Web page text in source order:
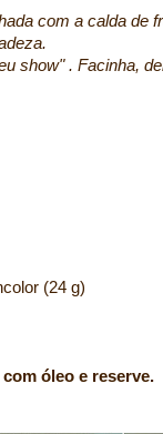
com a calda de
show" . Facinha,
(24 g)
óleo e reserve.